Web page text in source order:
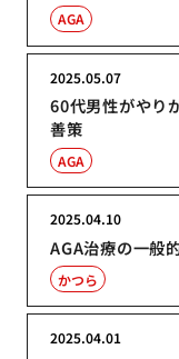
AGA
60代男性がやり
善策
2025.05.07
AGA
AGA治療の一般
2025.04.10
かつら
2025.04.01